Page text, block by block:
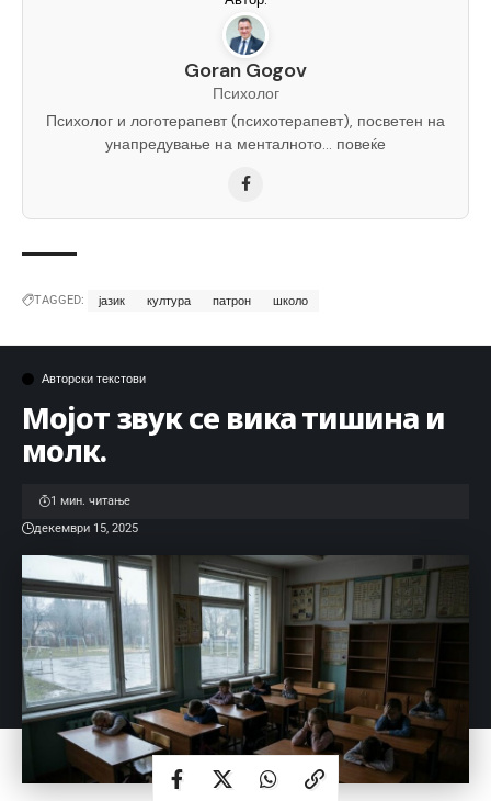
Goran Gogov
Психолог
Психолог и логотерапевт (психотерапевт), посветен на
унапредување на менталното… повеќе
TAGGED: јазик култура патрон школо
Авторски текстови
Мојот звук се вика тишина и
молк.
декември 15, 2025
1 мин. читање